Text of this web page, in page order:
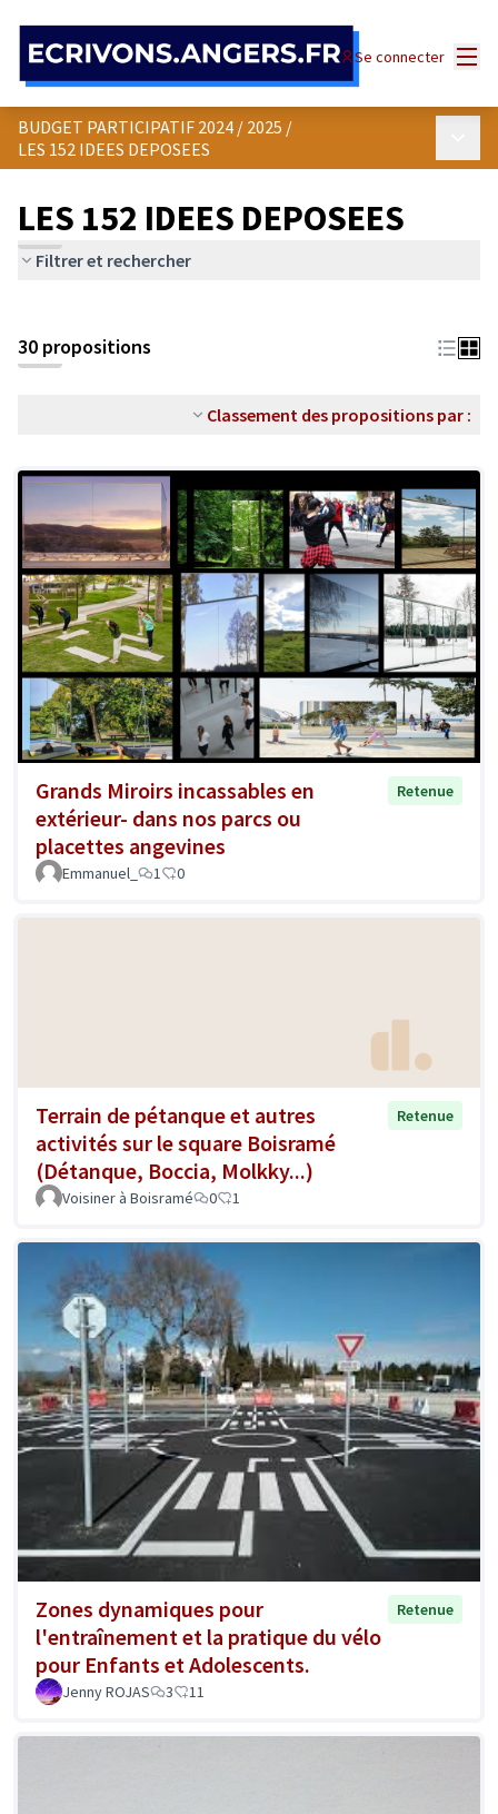
Se connecter
BUDGET PARTICIPATIF 2024 / 2025 /
LES 152 IDEES DEPOSEES
LES 152 IDEES DEPOSEES
Filtrer et rechercher
30 propositions
Classement des propositions par :
Grands Miroirs incassables en
extérieur- dans nos parcs ou
placettes angevines
Retenue
Emmanuel_ 1 0
Terrain de pétanque et autres
activités sur le square Boisramé
(Détanque, Boccia, Molkky...)
Retenue
Voisiner à Boisramé 0 1
Zones dynamiques pour
l'entraînement et la pratique du vélo
pour Enfants et Adolescents.
Retenue
Jenny ROJAS 3 11